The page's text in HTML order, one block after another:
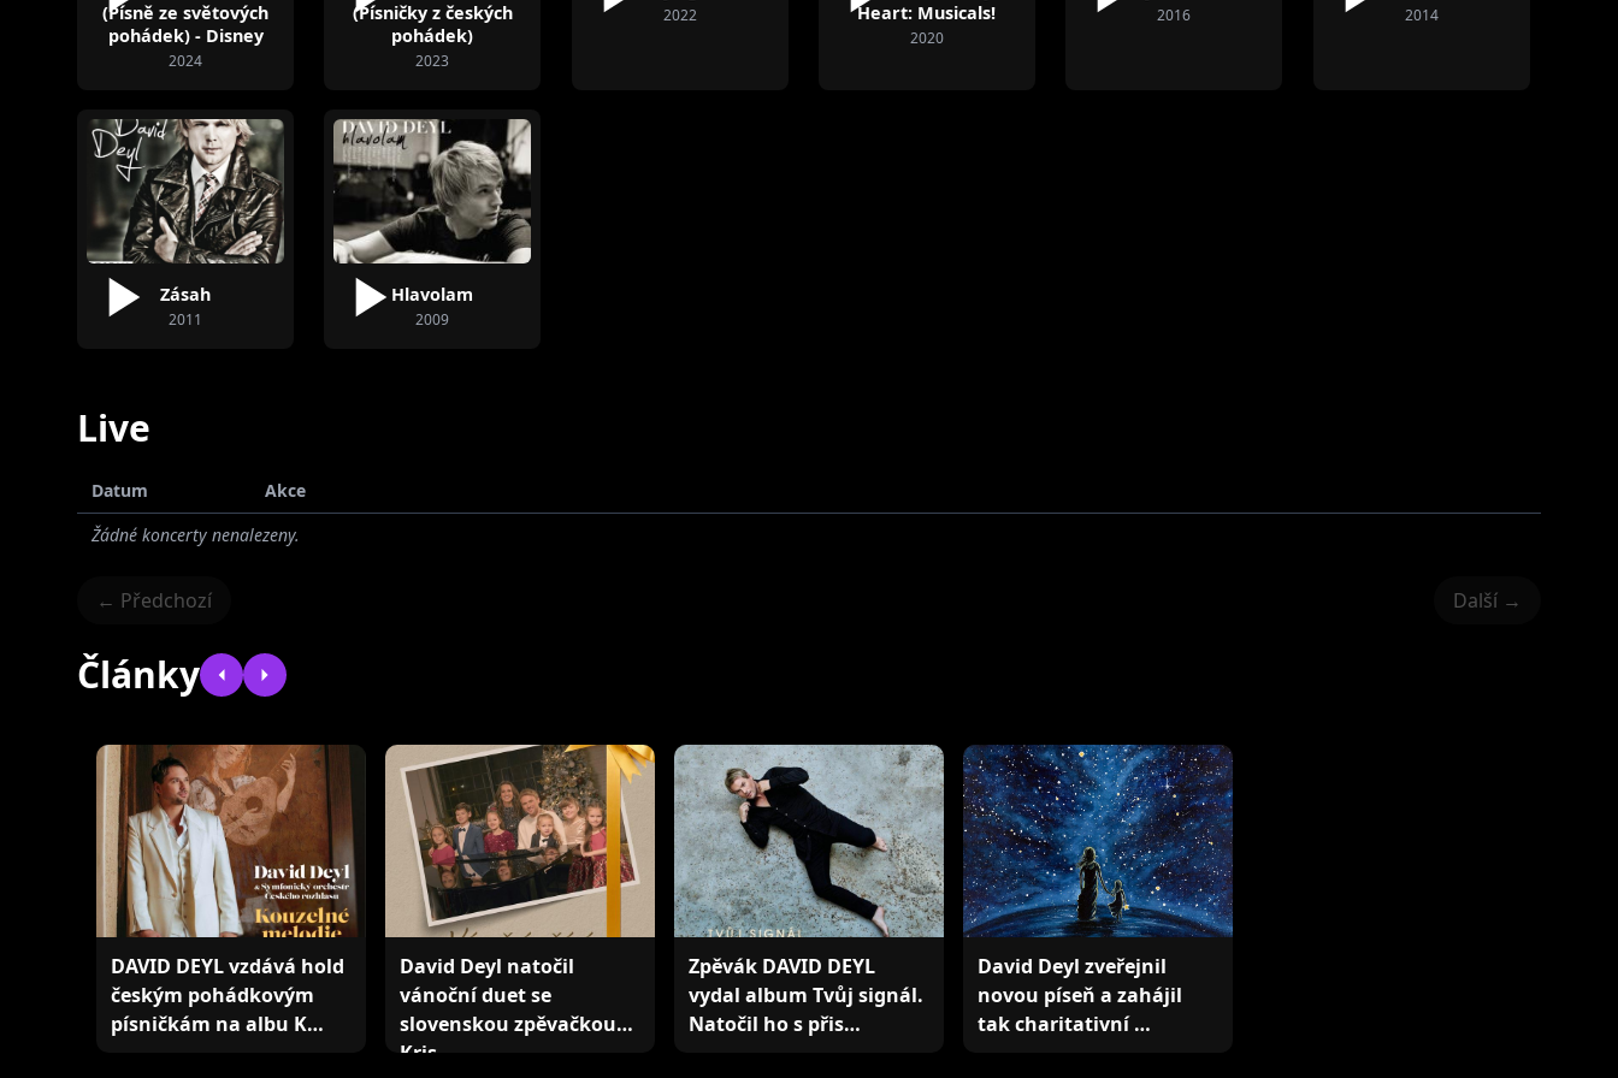
(Písně ze světových
pohádek) - Disney
2024
(Písničky z českých
pohádek)
2023
2022
Heart: Musicals!
2020
2016 2014
Zásah
2011
Hlavolam
2009
Live
Datum
Akce
Žádné koncerty nenalezeny.
← Předchozí Další →
Články
DAVID DEYL vzdává hold
českým pohádkovým
písničkám na albu K…
David Deyl natočil
vánoční duet se
slovenskou zpěvačkou
Kris…
Zpěvák DAVID DEYL
vydal album Tvůj signál.
Natočil ho s přis…
David Deyl zveřejnil
novou píseň a zahájil
tak charitativní …